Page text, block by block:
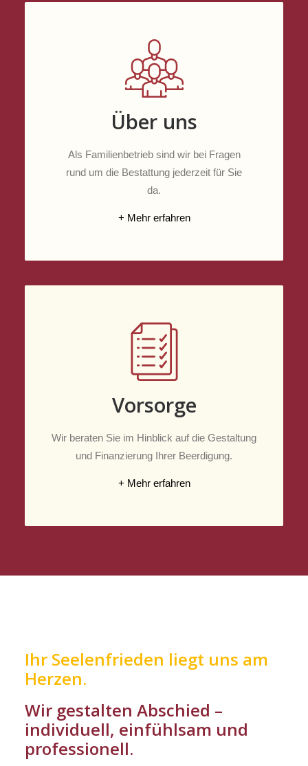
Über uns
Als Familienbetrieb sind wir bei Fragen
rund um die Bestattung jederzeit für Sie
da.
+ Mehr erfahren
Vorsorge
Wir beraten Sie im Hinblick auf die Gestaltung
und Finanzierung Ihrer Beerdigung.
+ Mehr erfahren
Ihr Seelenfrieden liegt uns am
Herzen.
Wir gestalten Abschied –
individuell, einfühlsam und
professionell.